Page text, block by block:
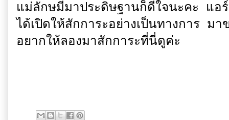
แม่ลักษมีมาประดิษฐานก็ดีใจนะคะ แอ
ได้เปิดให้สักการะอย่างเป็นทางการ ม
อยากให้ลองมาสักการะที่นี่ดูค่ะ